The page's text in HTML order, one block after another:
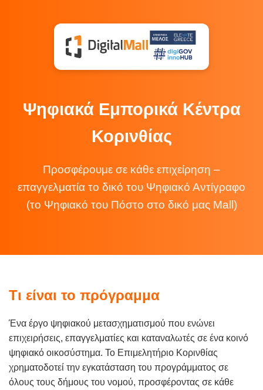
Ψηφιακά Εμπορικά Κέντρα
Κορινθίας
Προσφέρουμε σε κάθε επιχείρηση –
επαγγελματία το δικό του Ψηφιακό Αντίγραφο
(το Ψηφιακό του Πόστο στο δικό μας Mall)
Τι είναι το πρόγραμμα
Ένα έργο ψηφιακού μετασχηματισμού που ενώνει
επιχειρήσεις, επαγγελματίες και καταναλωτές σε ένα κοινό
ψηφιακό οικοσύστημα. Το Επιμελητήριο Κορινθίας
χρηματοδοτεί την εγκατάσταση του προγράμματος σε
όλους τους δήμους του νομού, προσφέροντας σε κάθε